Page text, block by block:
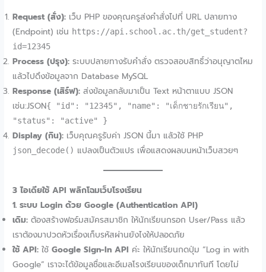
Request (สั่ง): เว็บ PHP ของคุณครูส่งคำสั่งไปที่ URL ปลายทาง
(Endpoint) เช่น https://api.school.ac.th/get_student?
id=12345
Process (ปรุง): ระบบปลายทางรับคำสั่ง ตรวจสอบสิทธิ์ว่าอนุญาตไหม
แล้วไปดึงข้อมูลจาก Database MySQL
Response (เสิร์ฟ): ส่งข้อมูลกลับมาเป็น Text หน้าตาแบบ JSON
เช่น:JSON{ "id": "12345", "name": "เด็กชายรักเรียน",
"status": "active" }
Display (กิน): เว็บคุณครูรับค่า JSON นี้มา แล้วใช้ PHP
json_decode() แปลงเป็นตัวแปร เพื่อแสดงผลบนหน้าเว็บสวยๆ
3 ไอเดียใช้ API พลิกโฉมเว็บโรงเรียน
1. ระบบ Login ด้วย Google (Authentication API)
เดิม: ต้องสร้างฟอร์มสมัครสมาชิก ให้นักเรียนกรอก User/Pass แล้ว
เราต้องมาปวดหัวเรื่องเก็บรหัสผ่านยังไงให้ปลอดภัย
ใช้ API: ใช้Google Sign-In API ค่ะ ให้นักเรียนกดปุ่ม “Log in with
Google” เราจะได้ข้อมูลชื่อและอีเมลโรงเรียนของเด็กมาทันที โดยไม่